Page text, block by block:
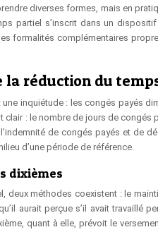
diverses formes, mais en
partiel s’inscrit dans un
formalités complémentaires
la réduction du
inquiétude : les congés payés
: le nombre de jours de congés
de congés payés et de
d’une période de référence.
dixièmes
méthodes coexistent : le
aurait perçue s’il avait travaillé
quant à elle, prévoit le